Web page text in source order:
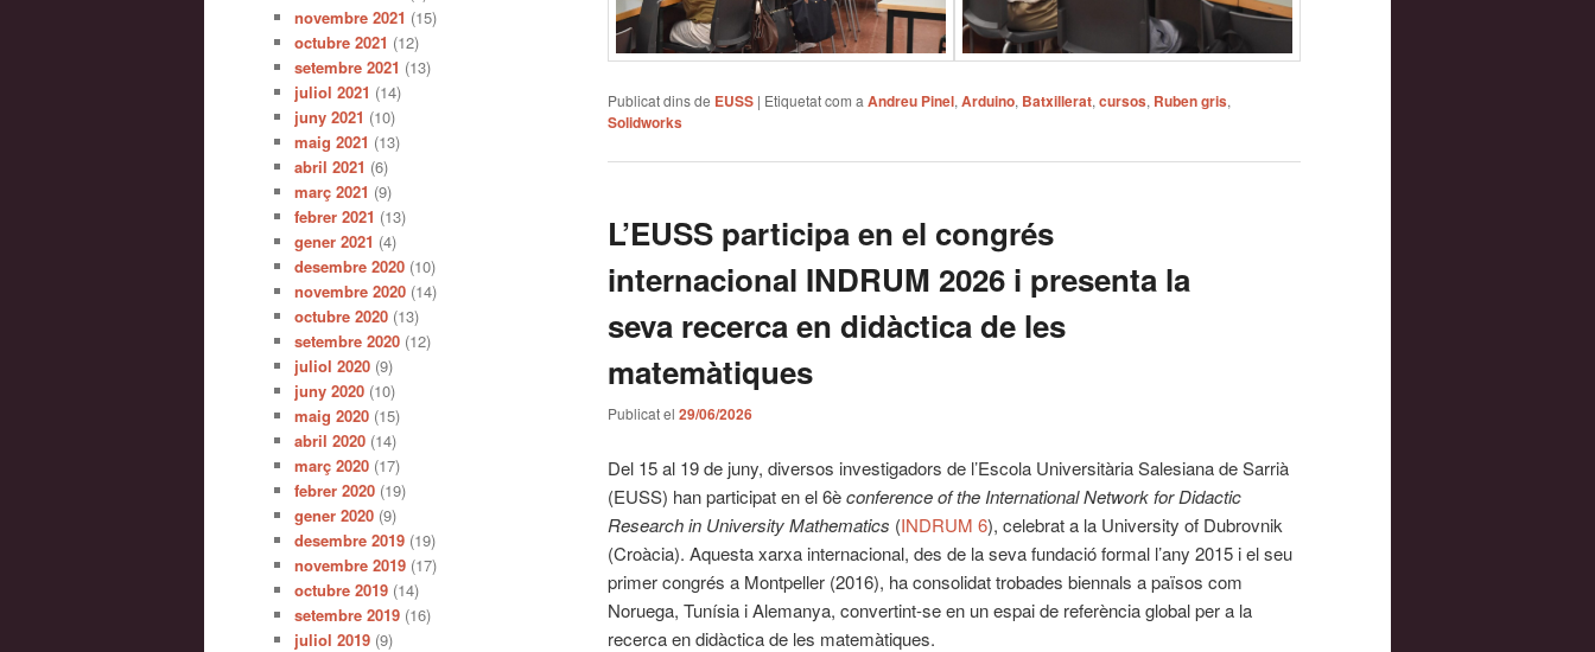
Publicat dins de EUSS | Etiquetat com a Andreu Pinel, Arduino, Batxillerat, cursos, Ruben gris,
Solidworks
L’EUSS participa en el congrés
internacional INDRUM 2026 i presenta la
seva recerca en didàctica de les
matemàtiques
Publicat el 29/06/2026
Del 15 al 19 de juny, diversos investigadors de l’Escola Universitària Salesiana de Sarrià
(EUSS) han participat en el 6èconference of the International Network for Didactic
Research in University Mathematics (INDRUM 6), celebrat a la University of Dubrovnik
(Croàcia). Aquesta xarxa internacional, des de la seva fundació formal l’any 2015 i el seu
primer congrés a Montpeller (2016), ha consolidat trobades biennals a països com
Noruega, Tunísia i Alemanya, convertint-se en un espai de referència global per a la
recerca en didàctica de les matemàtiques.
novembre 2021 (15)
octubre 2021 (12)
setembre 2021 (13)
juliol 2021 (14)
juny 2021 (10)
maig 2021 (13)
abril 2021 (6)
març 2021 (9)
febrer 2021 (13)
gener 2021 (4)
desembre 2020 (10)
novembre 2020 (14)
octubre 2020 (13)
setembre 2020 (12)
juliol 2020 (9)
juny 2020 (10)
maig 2020 (15)
abril 2020 (14)
març 2020 (17)
febrer 2020 (19)
gener 2020 (9)
desembre 2019 (19)
novembre 2019 (17)
octubre 2019 (14)
setembre 2019 (16)
juliol 2019 (9)